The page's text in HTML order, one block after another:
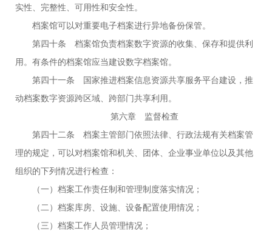
实性、完整性、可用性和安全性。
档案馆可以对重要电子档案进行异地备份保管。
第四十条 档案馆负责档案数字资源的收集、保存和提供利
用。有条件的档案馆应当建设数字档案馆。
第四十一条 国家推进档案信息资源共享服务平台建设，推
动档案数字资源跨区域、跨部门共享利用。
第六章 监督检查
第四十二条 档案主管部门依照法律、行政法规有关档案管
理的规定，可以对档案馆和机关、团体、企业事业单位以及其他
组织的下列情况进行检查：
（一）档案工作责任制和管理制度落实情况；
（二）档案库房、设施、设备配置使用情况；
（三）档案工作人员管理情况；